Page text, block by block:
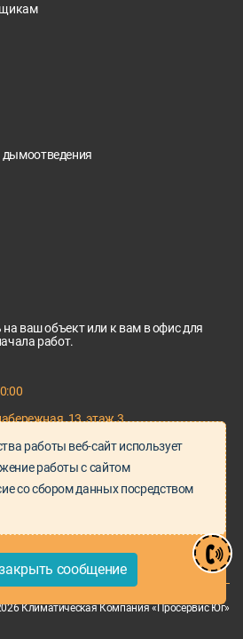
ваш объект или к вам в офис для
работ.
13, этаж 3
Климатическая Компания «Просервис Юг»
работы веб-сайт использует
работы с сайтом
со сбором данных посредством
сообщение